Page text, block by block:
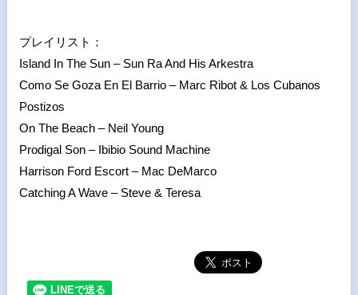
プレイリスト：
Island In The Sun – Sun Ra And His Arkestra
Como Se Goza En El Barrio – Marc Ribot & Los Cubanos
Postizos
On The Beach – Neil Young
Prodigal Son – Ibibio Sound Machine
Harrison Ford Escort – Mac DeMarco
Catching A Wave – Steve & Teresa